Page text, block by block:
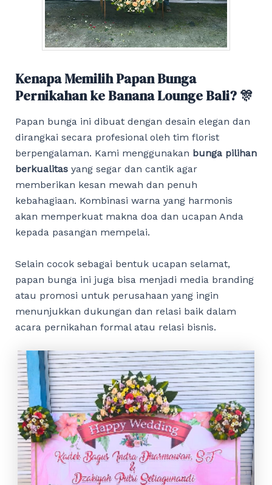
Kenapa Memilih Papan Bunga
Pernikahan ke Banana Lounge Bali? 🎊
Papan bunga ini dibuat dengan desain elegan dan
dirangkai secara profesional oleh tim florist
berpengalaman. Kami menggunakan bunga pilihan
berkualitasyang segar dan cantik agar
memberikan kesan mewah dan penuh
kebahagiaan. Kombinasi warna yang harmonis
akan memperkuat makna doa dan ucapan Anda
kepada pasangan mempelai.
Selain cocok sebagai bentuk ucapan selamat,
papan bunga ini juga bisa menjadi media branding
atau promosi untuk perusahaan yang ingin
menunjukkan dukungan dan relasi baik dalam
acara pernikahan formal atau relasi bisnis.